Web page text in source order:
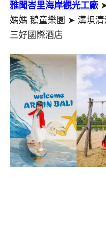
雅聞峇里海岸觀光工廠➤
媽媽 鵝童樂園 ➤ 溝垻
三好國際酒店